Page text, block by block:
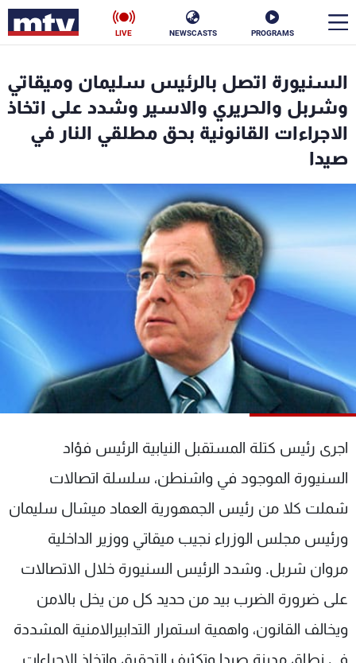
PROGRAMS
NEWSCASTS
LIVE
السنيورة اتصل بالرئيس سليمان وميقاتي
وشربل والحريري والاسير وشدد على اتخاذ
الاجراءات القانونية بحق مطلقي النار في
صيدا
اجرى رئيس كتلة المستقبل النيابية الرئيس فؤاد
السنيورة الموجود في واشنطن، سلسلة اتصالات
شملت كلا من رئيس الجمهورية العماد ميشال سليمان
ورئيس مجلس الوزراء نجيب ميقاتي ووزير الداخلية
مروان شربل. وشدد الرئيس السنيورة خلال الاتصالات
على ضرورة الضرب بيد من حديد كل من يخل بالامن
ويخالف القانون، واهمية استمرار التدابيرالامنية المشددة
الأخبار
سياسة ناس
إقتصاد فن
منوعات رياضة
كأس العالم
جدول البرامج
شاهد البرامج
الترددات
عن MTV
لاعلاناتكم
وظائف
شروط الإسـتخدام